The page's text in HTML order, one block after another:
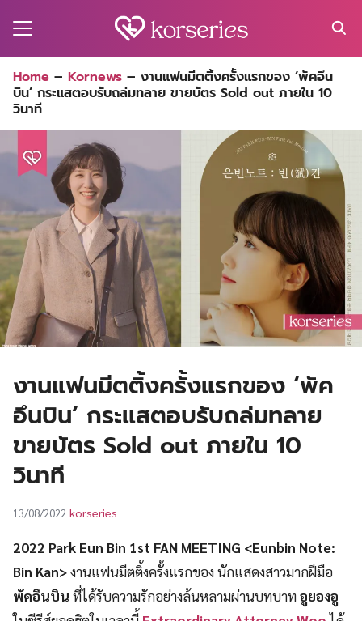
for:
Home – Kornews – งานแฟนมีตติ้งครั้งแรกของ ‘พัคอึน
บิน’ กระแสตอบรับถล่มทลาย ขายบัตร Sold out ภายใน 10
วินาที
งานแฟนมีตติ้งครั้งแรกของ ‘พัค
อึนบิน’ กระแสตอบรับถล่มทลาย
ขายบัตร Sold out ภายใน 10
วินาที
13/08/2022 korseries
2022 Park Eun Bin 1st FAN MEETING <Eunbin Note:
Bin Kan>งานแฟนมีตติ้งครั้งแรกของ นักแสดงสาวมากฝีมือ
พัคอึนบิน ที่ได้รับความรักอย่างล้นหลามผ่านบทบาทอูยองอู